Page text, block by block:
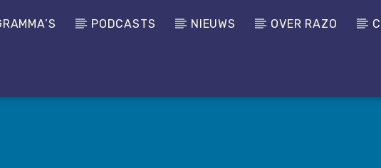
PODCASTS NIEUWS OVER RAZO